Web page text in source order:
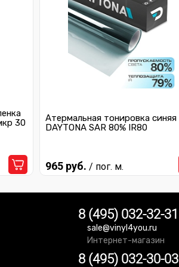
30
Атермальная тонировка синяя
DAYTONA SAR 80% IR80
965 руб. / пог. м.
8 (495) 032-32-31
sale@vinyl4you.ru
Интернет-магазин
8 (495) 032-30-03